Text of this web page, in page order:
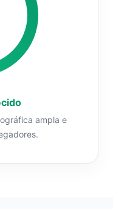
ampla e